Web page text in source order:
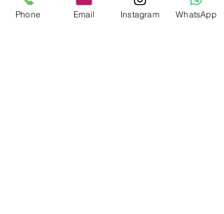
proporciona una sensación de relajación
Phone Email Instagram WhatsApp